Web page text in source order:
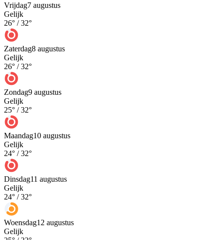
Vrijdag7 augustus
Gelijk
26° /32°
Zaterdag8 augustus
Gelijk
26° /32°
Zondag9 augustus
Gelijk
25° /32°
Maandag10 augustus
Gelijk
24° /32°
Dinsdag11 augustus
Gelijk
24° /32°
Woensdag12 augustus
Gelijk